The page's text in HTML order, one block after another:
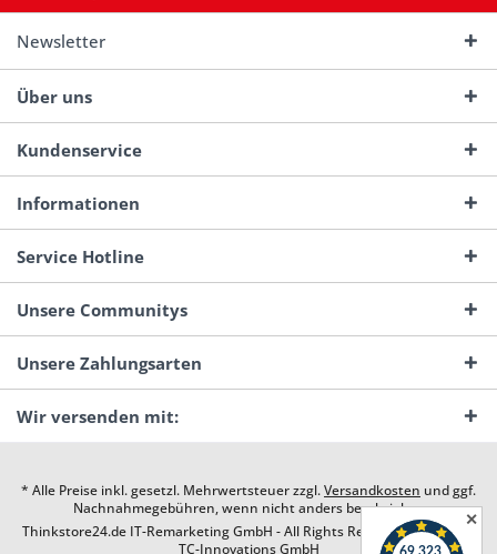
Newsletter
Über uns
Kundenservice
Informationen
Service Hotline
Unsere Communitys
Unsere Zahlungsarten
Wir versenden mit:
* Alle Preise inkl. gesetzl. Mehrwertsteuer zzgl.Versandkosten und ggf.
Nachnahmegebühren, wenn nicht anders beschrieben
Thinkstore24.de IT-Remarketing GmbH - All Rights Reserved. Design by
TC-Innovations GmbH
✕